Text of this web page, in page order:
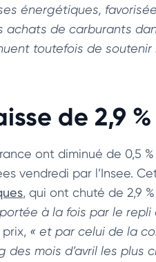
énergétiques,
achats de carburants
toutefois de soutenir
de 2,9 %
ont diminué de 0,5
vendredi par l’Insee.
, qui ont chuté de 2,9
à la fois par le repli
« et par celui de la
mois d’avril les plus